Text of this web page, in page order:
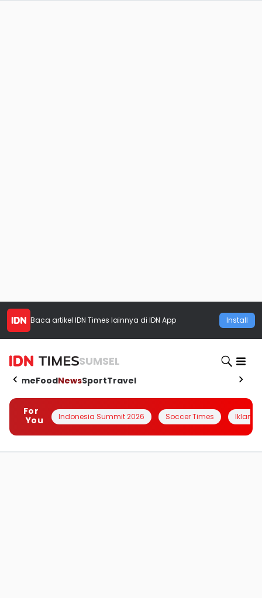
Baca artikel IDN Times lainnya di IDN App Install
SUMSEL
HomeFoodNewsSportTravel
For
You
Indonesia Summit 2026 Soccer Times Iklanin